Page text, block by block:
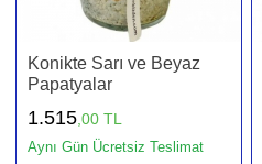
Konikte Sarı ve Beyaz
Papatyalar
1.515 ,00 TL
Aynı Gün Ücretsiz Teslimat